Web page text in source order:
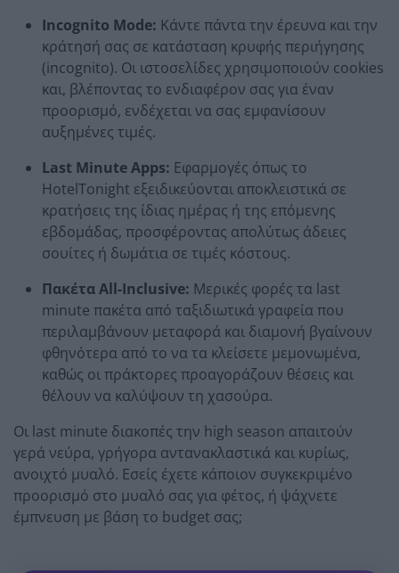
Incognito Mode: Κάντε πάντα την έρευνα και την
κράτησή σας σε κατάσταση κρυφής περιήγησης
(incognito). Οι ιστοσελίδες χρησιμοποιούν cookies
και, βλέποντας το ενδιαφέρον σας για έναν
προορισμό, ενδέχεται να σας εμφανίσουν
αυξημένες τιμές.
Last Minute Apps: Εφαρμογές όπως το
HotelTonight εξειδικεύονται αποκλειστικά σε
κρατήσεις της ίδιας ημέρας ή της επόμενης
εβδομάδας, προσφέροντας απολύτως άδειες
σουίτες ή δωμάτια σε τιμές κόστους.
Πακέτα All-Inclusive: Μερικές φορές τα last
minute πακέτα από ταξιδιωτικά γραφεία που
περιλαμβάνουν μεταφορά και διαμονή βγαίνουν
φθηνότερα από το να τα κλείσετε μεμονωμένα,
καθώς οι πράκτορες προαγοράζουν θέσεις και
θέλουν να καλύψουν τη χασούρα.
Οι last minute διακοπές την high season απαιτούν
γερά νεύρα, γρήγορα αντανακλαστικά και κυρίως,
ανοιχτό μυαλό. Εσείς έχετε κάποιον συγκεκριμένο
προορισμό στο μυαλό σας για φέτος, ή ψάχνετε
έμπνευση με βάση το budget σας;